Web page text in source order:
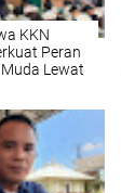
KKN
Peran
Lewat